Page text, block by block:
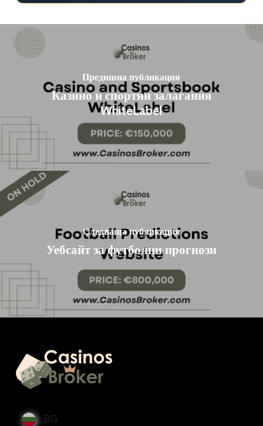
Предишна публикация
Казино и спортни залагания
WhiteLabel
Следваща публикация
Уебсайт за футболни прогнози
BG